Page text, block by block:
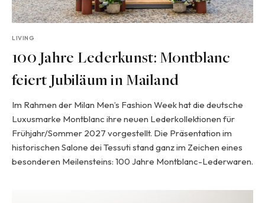
LIVING
100 Jahre Lederkunst: Montblanc
feiert Jubiläum in Mailand
Im Rahmen der Milan Men’s Fashion Week hat die deutsche
Luxusmarke Montblanc ihre neuen Lederkollektionen für
Frühjahr/Sommer 2027 vorgestellt. Die Präsentation im
historischen Salone dei Tessuti stand ganz im Zeichen eines
besonderen Meilensteins: 100 Jahre Montblanc-Lederwaren.